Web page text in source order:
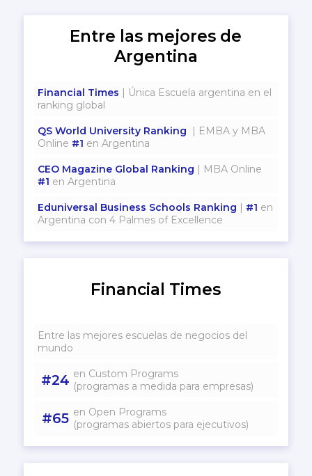
Entre las mejores de
Argentina
Financial Times | Única Escuela argentina en el
ranking global
QS World University Ranking
| EMBA y MBA
Online #1 en Argentina
CEO Magazine Global Ranking | MBA Online
#1 en Argentina
Eduniversal Business Schools Ranking | #1 en
Argentina con 4 Palmes of Excellence
Financial Times
Entre las mejores escuelas de negocios del
mundo
#24 en Custom Programs
(programas a medida para empresas)
#65 en Open Programs
(programas abiertos para ejecutivos)